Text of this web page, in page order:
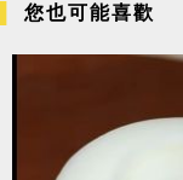
您也可能喜歡